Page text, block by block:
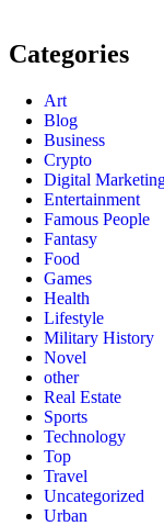
Categories
Art
Blog
Business
Crypto
Digital
Entertainment
Famous People
Fantasy
Food
Games
Health
Lifestyle
Military History
Novel
other
Real Estate
Sports
Technology
Top
Travel
Uncategorized
Urban